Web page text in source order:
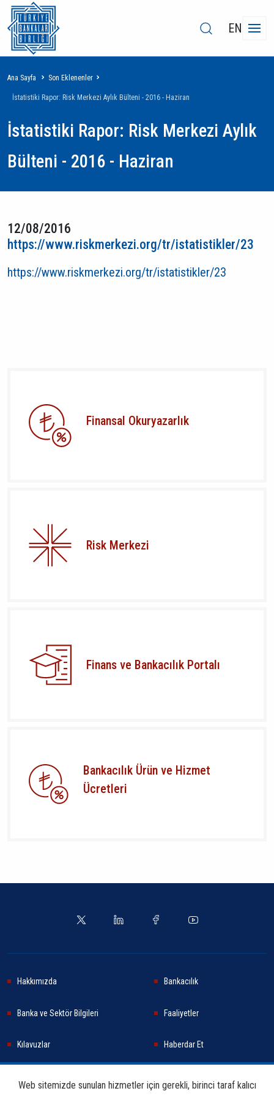
EN
Sayfa
yolu
Ana Sayfa Son Eklenenler
İstatistiki Rapor: Risk Merkezi Aylık Bülteni - 2016 - Haziran
İstatistiki Rapor: Risk Merkezi Aylık
Bülteni - 2016 - Haziran
12/08/2016
https://www.riskmerkezi.org/tr/istatistikler/23
https://www.riskmerkezi.org/tr/istatistikler/23
Finansal Okuryazarlık
Risk Merkezi
Finans ve Bankacılık Portalı
Bankacılık Ürün ve Hizmet
Ücretleri
Hakkımızda Bankacılık
Banka ve Sektör Bilgileri Faaliyetler
Kılavuzlar Haberdar Et
Web sitemizde sunulan hizmetler için gerekli, birinci taraf kalıcı